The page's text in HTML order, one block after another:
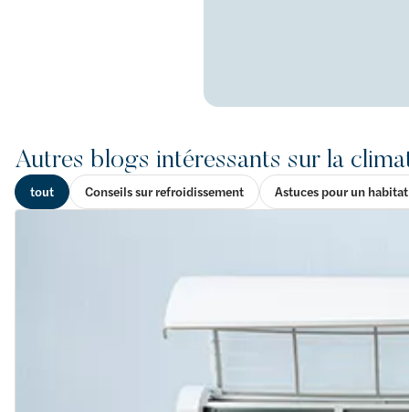
Autres blogs intéressants sur la
tout Conseils sur refroidissement Astuces pour un